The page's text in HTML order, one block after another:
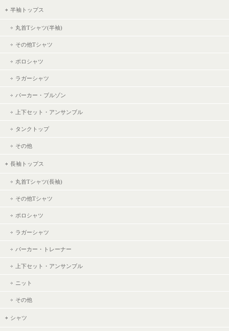
半袖トップス
丸首Tシャツ(半袖)
その他Tシャツ
ポロシャツ
ラガーシャツ
パーカー・ブルゾン
上下セット・アンサンブル
タンクトップ
その他
長袖トップス
丸首Tシャツ(長袖)
その他Tシャツ
ポロシャツ
ラガーシャツ
パーカー・トレーナー
上下セット・アンサンブル
ニット
その他
シャツ